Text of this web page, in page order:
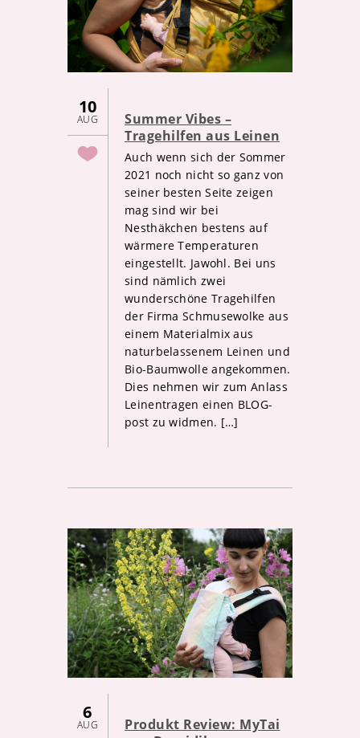
10
AUG
Summer Vibes –
Tragehilfen aus Leinen
Auch wenn sich der Sommer
2021 noch nicht so ganz von
seiner besten Seite zeigen
mag sind wir bei
Nesthäkchen bestens auf
wärmere Temperaturen
eingestellt. Jawohl. Bei uns
sind nämlich zwei
wunderschöne Tragehilfen
der Firma Schmusewolke aus
einem Materialmix aus
naturbelassenem Leinen und
Bio-Baumwolle angekommen.
Dies nehmen wir zum Anlass
Leinentragen einen BLOG-
post zu widmen. […]
6
AUG
Produkt Review: MyTai